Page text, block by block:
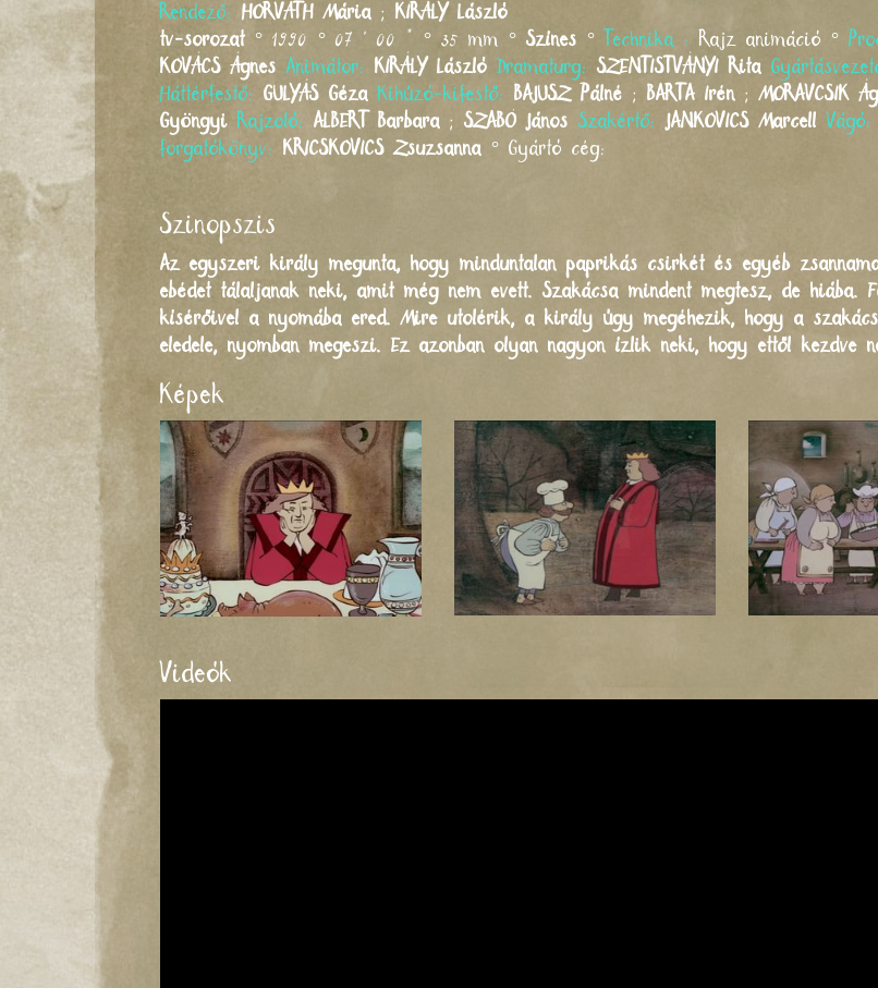
Rendező: HORVÁTH Mária ; KIRÁLYLászló
tv-sorozat° 1990 ° 07 ' 00 " ° 35 mm ° Színes ° Technika : Rajz animáció °
KOVÁCS Ágnes Animátor: KIRÁLY László Dramaturg: SZENTISTVÁNYI Rita
Háttérfestő: GULYÁS Géza Kihúzó-kifestő: BAJUSZ Pálné ; BARTA Irén ;MORAVCSIK
Gyöngyi Rajzoló: ALBERT Barbara ; SZABÓ János Szakértő: JANKOVICS Marcell Vágó:
forgatókönyv: KRICSKOVICS Zsuzsanna ° Gyártó cég:
Szinopszis
Az egyszeri király megunta, hogy minduntalan paprikás csirkét és egyéb
ebédet tálaljanak neki, amit még nem evett. Szakácsa mindent megtesz, de hiába.
kísérőivel a nyomába ered. Mire utolérik, a király úgy megéhezik, hogy a
eledele, nyomban megeszi. Ez azonban olyan nagyon ízlik neki, hogy ettől kezdve
Képek
Videók